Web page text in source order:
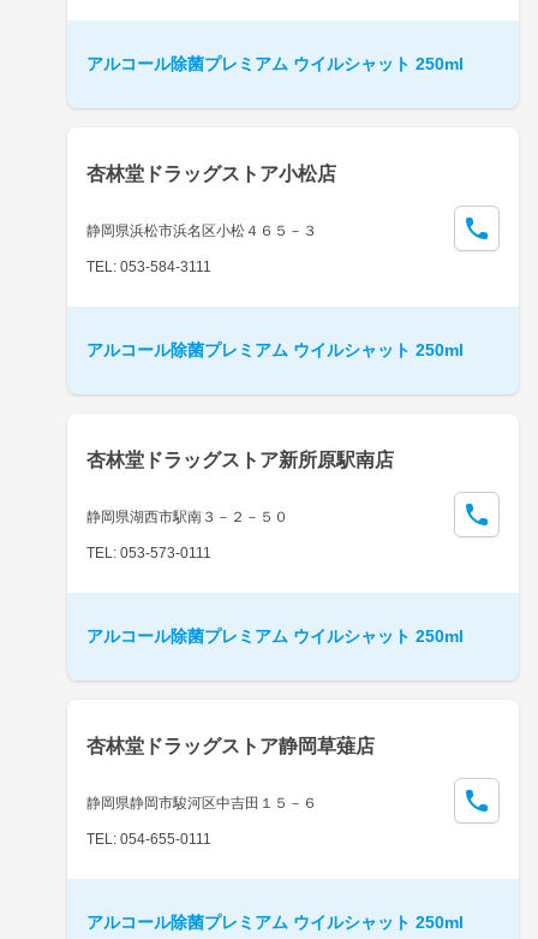
アルコール除菌プレミアム ウイルシャット 250ml
杏林堂ドラッグストア小松店
静岡県浜松市浜名区小松４６５－３
TEL: 053-584-3111
アルコール除菌プレミアム ウイルシャット 250ml
杏林堂ドラッグストア新所原駅南店
静岡県湖西市駅南３－２－５０
TEL: 053-573-0111
アルコール除菌プレミアム ウイルシャット 250ml
杏林堂ドラッグストア静岡草薙店
静岡県静岡市駿河区中吉田１５－６
TEL: 054-655-0111
アルコール除菌プレミアム ウイルシャット 250ml